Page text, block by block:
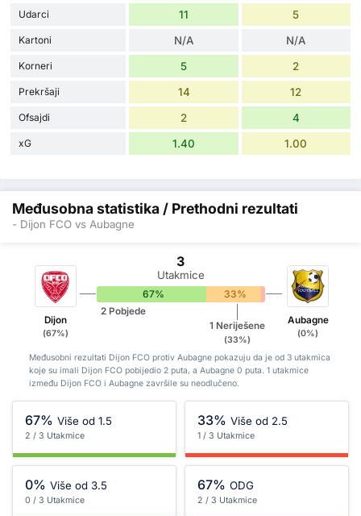
Udarci 11 5
Kartoni N/A N/A
Korneri 5 2
Prekršaji 14 12
Ofsajdi 2 4
xG 1.40 1.00
Međusobna statistika / Prethodni rezultati
- Dijon FCO vs Aubagne
Dijon
(67%)
3
Utakmice
67% 33% 0%
2 Pobjede
1 Neriješene
(33%)
Aubagne
(0%)
Međusobni rezultati Dijon FCO protiv Aubagne pokazuju da je od 3 utakmica
koje su imali Dijon FCO pobijedio 2 puta, a Aubagne 0 puta. 1 utakmice
između Dijon FCO i Aubagne završile su neodlučeno.
67% Više od 1.5
2 / 3 Utakmice
33% Više od 2.5
1 / 3 Utakmice
0% Više od 3.5
0 / 3 Utakmice
67% ODG
2 / 3 Utakmice